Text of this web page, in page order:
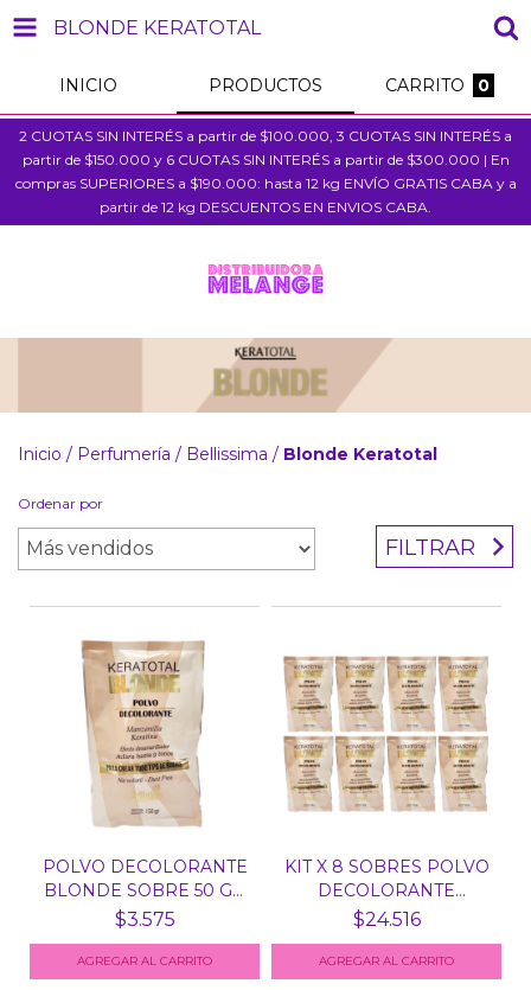
BLONDE KERATOTAL
INICIO PRODUCTOS CARRITO 0
2 CUOTAS SIN INTERÉS a partir de $100.000, 3 CUOTAS SIN INTERÉS a
partir de $150.000 y 6 CUOTAS SIN INTERÉS a partir de $300.000 | En
compras SUPERIORES a $190.000: hasta 12 kg ENVÍO GRATIS CABA y a
partir de 12 kg DESCUENTOS EN ENVIOS CABA.
Inicio / Perfumería / Bellissima / Blonde Keratotal
Ordenar por
FILTRAR
POLVO DECOLORANTE
BLONDE SOBRE 50 GR
BEL...
$3.575
KIT X 8 SOBRES POLVO
DECOLORANTE
BLONDE...
$24.516